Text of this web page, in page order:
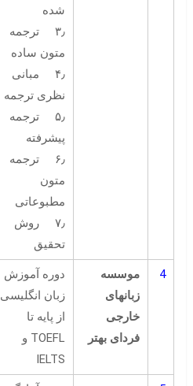
شده
۳٫ ترجمه
متون ساده
۴٫ مبانی
نظری ترجمه
۵٫ ترجمه
پیشرفته
۶٫ ترجمه
متون
مطبوعاتی
۷٫ روش
تحقیق
4
موسسه
زبانهای
خارجی
فردای بهتر
دوره آموزش
زبان انگلیسی
از پایه تا
TOEFL و
IELTS